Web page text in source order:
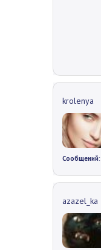
krolenya
Сообщений
azazel_ka